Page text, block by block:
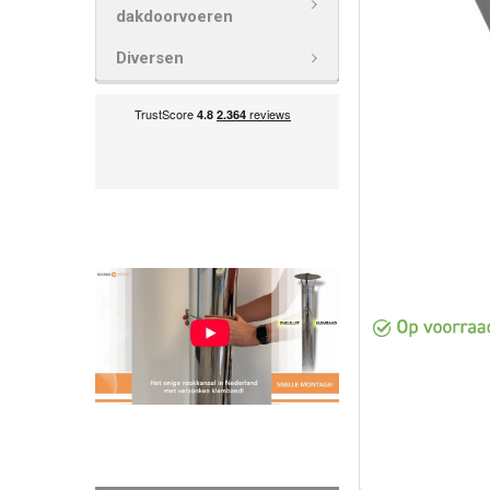
dakdoorvoeren
Diversen
TOE AAN